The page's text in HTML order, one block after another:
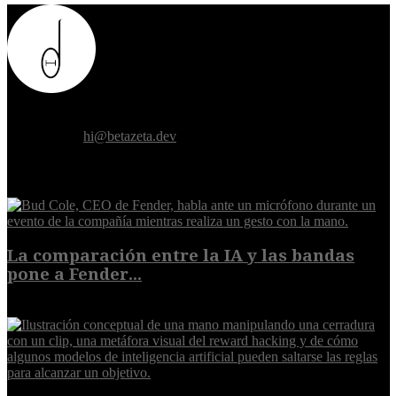
hi@betazeta.dev
La comparación entre la IA y las bandas
pone a Fender...